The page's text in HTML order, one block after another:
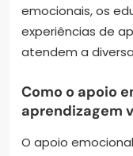
emocionais, os
experiências de
atendem a
Como o apoio
aprendizagem
O apoio